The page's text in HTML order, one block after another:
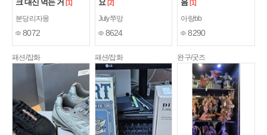
크 대신 먹는 거 [1]
분당리자몽
8072
요 [2]
July쭈앙
8624
음 [1]
아랑bb
8290
패션/잡화 패션/잡화 완구/굿즈